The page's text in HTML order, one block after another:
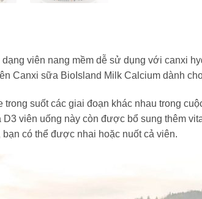
viên nang mềm dễ sử dụng với canxi
Canxi sữa BioIsland Milk Calcium dành
suốt các giai đoạn khác nhau trong
viên uống này còn được bổ sung thêm
có thể được nhai hoặc nuốt cả viên.